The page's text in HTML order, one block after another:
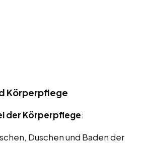
Körperpflege
der Körperpflege:
Duschen und Baden der